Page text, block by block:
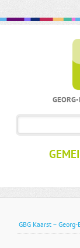
GBG Kaarst –